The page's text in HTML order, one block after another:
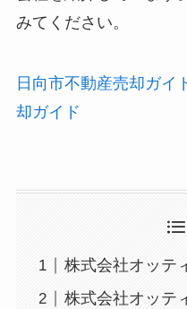
みてください。
日向市不動産売却ガイ
却ガイド
株式会社オッテ
株式会社オッテ